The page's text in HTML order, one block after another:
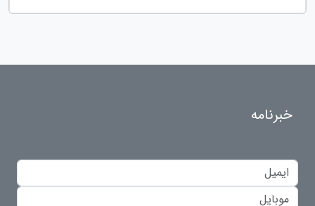
خبرنامه